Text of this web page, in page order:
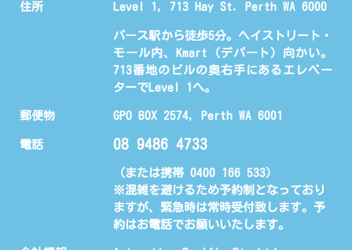
住所 Level 1, 713 Hay St. Perth WA 6000
パース駅から徒歩5分。ヘイストリート・
モール内、Kmart（デパート）向かい。
713番地のビルの奥右手にあるエレベー
ターでLevel 1へ。
郵便物 GPO BOX 2574, Perth WA 6001
電話 08 9486 4733
（または携帯 0400 166 533)
※混雑を避けるため予約制となっており
ますが、緊急時は常時受付致します。予
約はお電話でお願いいたします。